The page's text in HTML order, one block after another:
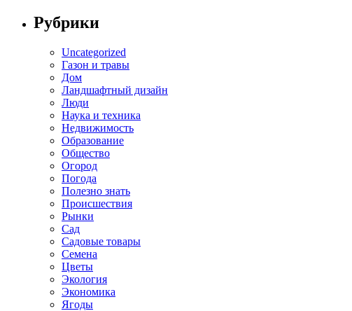
Рубрики
Uncategorized
Газон и травы
Дом
Ландшафтный дизайн
Люди
Наука и техника
Недвижимость
Образование
Общество
Огород
Погода
Полезно знать
Происшествия
Рынки
Сад
Садовые товары
Семена
Цветы
Экология
Экономика
Ягоды